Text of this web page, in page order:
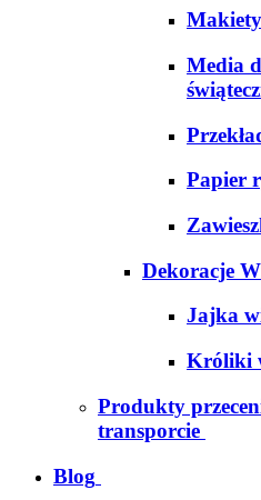
Media
Papier
Dekoracje
Jajka
Króliki
Produkty
transporcie
Blog